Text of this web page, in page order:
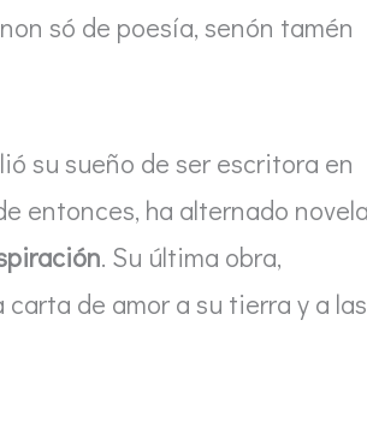
só de poesía, senón tamén
su sueño de ser escritora en
entonces, ha alternado
. Su última obra,
de amor a su tierra y a las